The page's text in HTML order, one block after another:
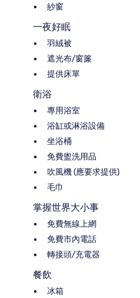
紗窗
一夜好眠
羽絨被
遮光布/窗簾
提供床單
衛浴
專用浴室
浴缸或淋浴設備
坐浴桶
免費盥洗用品
吹風機 (應要求提供)
毛巾
掌握世界大小事
免費無線上網
免費市內電話
轉接頭/充電器
餐飲
冰箱